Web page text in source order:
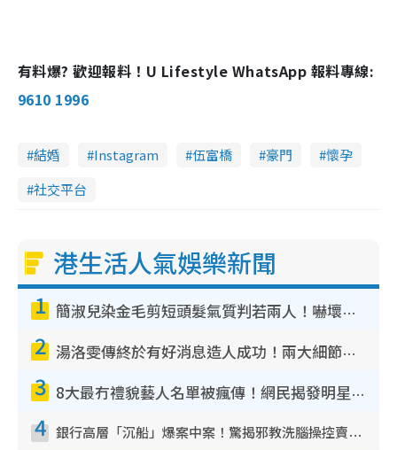
有料爆? 歡迎報料！U Lifestyle WhatsApp 報料專線:
9610 1996
結婚 Instagram 伍富橋 豪門
懷孕
社交平台
港生活人氣娛樂新聞
1 簡淑兒染金毛剪短頭髮氣質判若兩人！嚇壞老公麥大力都認唔出：「你做咩事？」
2 湯洛雯傳終於有好消息造人成功！兩大細節曝孕味極濃惹猜測：大肚婆先會咁！
3 8大最冇禮貌藝人名單被瘋傳！網民揭發明星真面目 一致數臭呢位係無品天花板？
4 銀行高層「沉船」爆案中案！驚揭邪教洗腦操控賣淫被吞600萬 幕後黑手講多錯多